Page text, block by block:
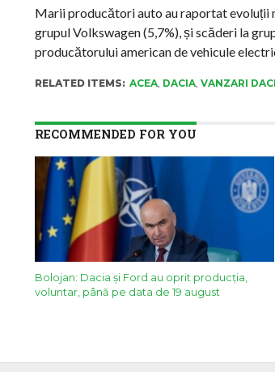
Marii producători auto au raportat evoluții
grupul Volkswagen (5,7%), și scăderi la
producătorului american de vehicule
RELATED ITEMS: ACEA, DACIA, VANZARI
RECOMMENDED FOR YOU
Bolojan: Dacia și Ford au oprit producția,
voluntar, până pe data de 19 august